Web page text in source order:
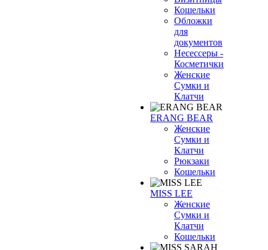
Кошельки
Обложки
для
документов
Несессеры -
Косметички
Женские
Сумки и
Клатчи
ERANG BEAR
Женские
Сумки и
Клатчи
Рюкзаки
Кошельки
MISS LEE
Женские
Сумки и
Клатчи
Кошельки